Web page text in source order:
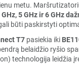
metu.
5 GHz ir 6 GHz
būti paskirstyti
T7pasiekia iki
belaidžio ryšio
technologija leidžia